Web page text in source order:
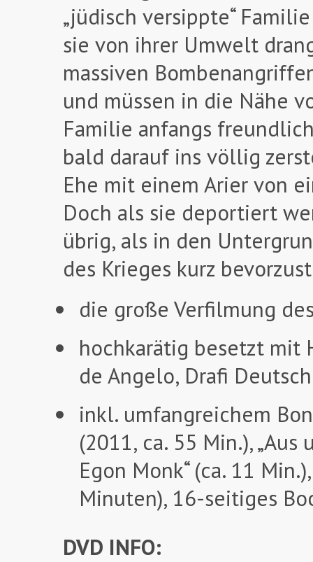
„jüdisch versippte“
sie von ihrer Umwelt
massiven
und müssen in die Nähe
Familie anfangs
bald darauf ins völlig
Ehe mit einem Arier von
Doch als sie deportiert
übrig, als in den
des Krieges kurz
die große Verfilmung
hochkarätig besetzt mit
de Angelo, Drafi
inkl. umfangreichem
(2011, ca. 55 Min.), „Aus
Egon Monk“ (ca. 11
Minuten), 16-seitiges
DVD INFO: